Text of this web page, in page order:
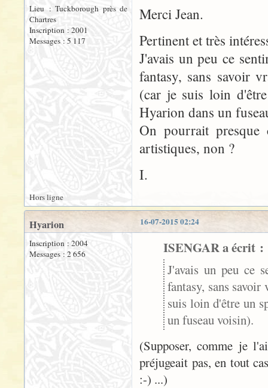
Lieu : Tuckborough près de
Chartres
Inscription : 2001
Messages : 5 117
Merci Jean.
Pertinent et très
J'avais un peu ce
fantasy, sans savoir
(car je suis loin
Hyarion dans un
On pourrait presque
artistiques, non ?
I.
Hors ligne
16-07-2015 02:24
Hyarion
Inscription : 2004
Messages : 2 656
ISENGAR a écrit :
J'avais un peu ce
fantasy, sans
suis loin d'être un
un fuseau voisin).
(Supposer, comme je
préjugeait pas, en tout
:-) ...)